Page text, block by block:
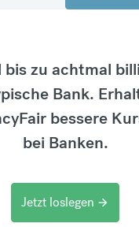
bis zu achtmal
Bank.
bessere
bei Banken.
Jetzt loslegen arrow_forward